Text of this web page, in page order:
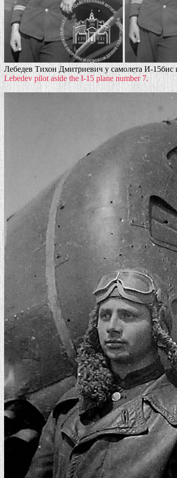
Лебедев Тихон Дмитриевич у самолета И-
Lebedev pilot aside the I-15 plane number 7.